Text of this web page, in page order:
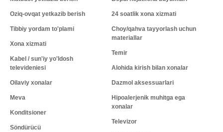
Oziq-ovqat yetkazib berish
Tibbiy yordam to'plami
Xona xizmati
Kabel / sun'iy yo'ldosh
televideniesi
Oilaviy xonalar
Meva
Konditsioner
Söndürücü
24 soatlik xona xizmati
Choy/qahva tayyorlash uchun
materiallar
Temir
Alohida kirish bilan xonalar
Dazmol aksessuarlari
Hipoalerjenik muhitga ega
xonalar
Televizor